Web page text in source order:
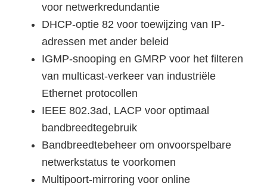
voor netwerkredundantie
DHCP-optie 82 voor toewijzing van IP-
adressen met ander beleid
IGMP-snooping en GMRP voor het filteren
van multicast-verkeer van industriële
Ethernet protocollen
IEEE 802.3ad, LACP voor optimaal
bandbreedtegebruik
Bandbreedtebeheer om onvoorspelbare
netwerkstatus te voorkomen
Multipoort-mirroring voor online